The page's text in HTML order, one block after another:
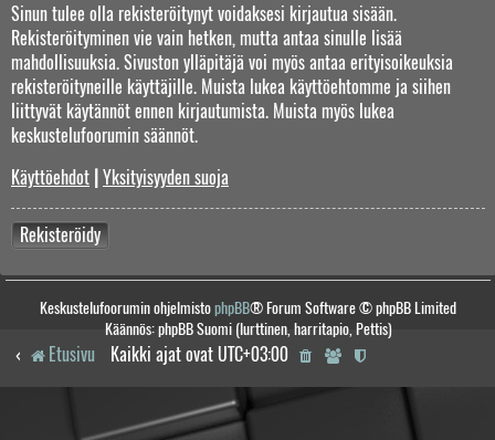
Sinun tulee olla rekisteröitynyt voidaksesi kirjautua sisään.
Rekisteröityminen vie vain hetken, mutta antaa sinulle lisää
mahdollisuuksia. Sivuston ylläpitäjä voi myös antaa erityisoikeuksia
rekisteröityneille käyttäjille. Muista lukea käyttöehtomme ja siihen
liittyvät käytännöt ennen kirjautumista. Muista myös lukea
keskustelufoorumin säännöt.
Käyttöehdot Yksityisyyden suoja
Rekisteröidy
Keskustelufoorumin ohjelmistophpBB® Forum Software © phpBB Limited
Käännös: phpBB Suomi (lurttinen, harritapio, Pettis)
Etusivu Kaikki ajat ovat UTC+03:00